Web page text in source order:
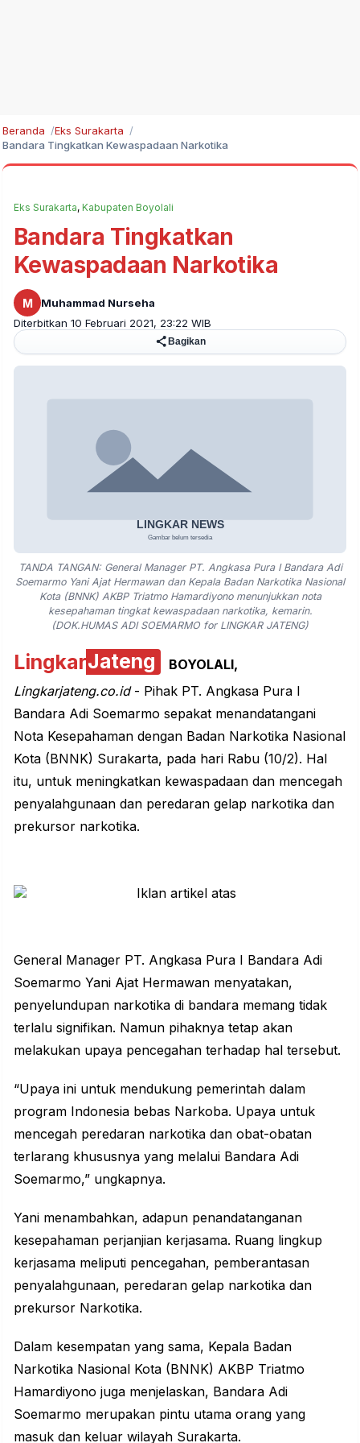
Beranda
Eks Surakarta
Bandara Tingkatkan Kewaspadaan Narkotika
Eks Surakarta, Kabupaten Boyolali
Bandara Tingkatkan
Kewaspadaan Narkotika
M
Muhammad Nurseha
Diterbitkan 10 Februari 2021, 23:22 WIB
Bagikan
TANDA TANGAN: General Manager PT. Angkasa Pura I Bandara Adi
Soemarmo Yani Ajat Hermawan dan Kepala Badan Narkotika Nasional
Kota (BNNK) AKBP Triatmo Hamardiyono menunjukkan nota
kesepahaman tingkat kewaspadaan narkotika, kemarin.
(DOK.HUMAS ADI SOEMARMO for LINGKAR JATENG)
LingkarJateng
BOYOLALI,
Lingkarjateng.co.id- Pihak PT. Angkasa Pura I
Bandara Adi Soemarmo sepakat menandatangani
Nota Kesepahaman dengan Badan Narkotika Nasional
Kota (BNNK) Surakarta, pada hari Rabu (10/2). Hal
itu, untuk meningkatkan kewaspadaan dan mencegah
penyalahgunaan dan peredaran gelap narkotika dan
prekursor narkotika.
General Manager PT. Angkasa Pura I Bandara Adi
Soemarmo Yani Ajat Hermawan menyatakan,
penyelundupan narkotika di bandara memang tidak
terlalu signifikan. Namun pihaknya tetap akan
melakukan upaya pencegahan terhadap hal tersebut.
“Upaya ini untuk mendukung pemerintah dalam
program Indonesia bebas Narkoba. Upaya untuk
mencegah peredaran narkotika dan obat-obatan
terlarang khususnya yang melalui Bandara Adi
Soemarmo,” ungkapnya.
Yani menambahkan, adapun penandatanganan
kesepahaman perjanjian kerjasama. Ruang lingkup
kerjasama meliputi pencegahan, pemberantasan
penyalahgunaan, peredaran gelap narkotika dan
prekursor Narkotika.
Dalam kesempatan yang sama, Kepala Badan
Narkotika Nasional Kota (BNNK) AKBP Triatmo
Hamardiyono juga menjelaskan, Bandara Adi
Soemarmo merupakan pintu utama orang yang
masuk dan keluar wilayah Surakarta.